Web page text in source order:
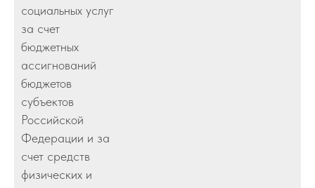
социальных услуг
за счет
бюджетных
ассигнований
бюджетов
субъектов
Российской
Федерации и за
счет средств
физических и